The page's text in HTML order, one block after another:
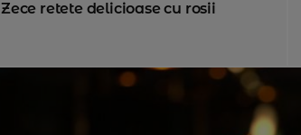
Zece retete delicioase cu rosii